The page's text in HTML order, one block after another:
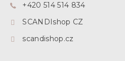
+420 514 514 834
SCANDIshop CZ
scandishop.cz